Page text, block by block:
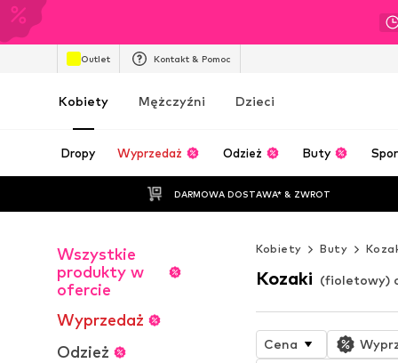
Outlet Kontakt & Pomoc
Kobiety Mężczyźni Dzieci
Dropy Wyprzedaż Odzież Buty
DARMOWA DOSTAWA* & ZWROT
Wszystkie
produkty w
ofercie
Wyprzedaż
Odzież
Kobiety Buty
Kozaki (fioletowy)
Cena